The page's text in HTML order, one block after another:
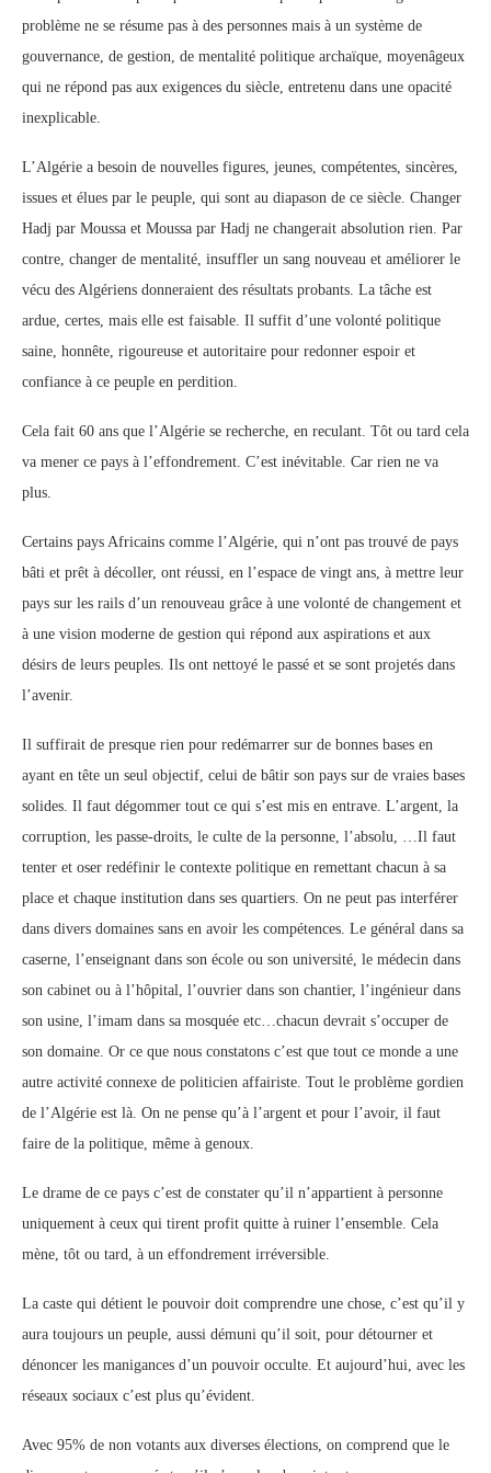
problème ne se résume pas à des personnes mais à un système de
gouvernance, de gestion, de mentalité politique archaïque, moyenâgeux
qui ne répond pas aux exigences du siècle, entretenu dans une opacité
inexplicable.
L’Algérie a besoin de nouvelles figures, jeunes, compétentes, sincères,
issues et élues par le peuple, qui sont au diapason de ce siècle. Changer
Hadj par Moussa et Moussa par Hadj ne changerait absolution rien. Par
contre, changer de mentalité, insuffler un sang nouveau et améliorer le
vécu des Algériens donneraient des résultats probants. La tâche est
ardue, certes, mais elle est faisable. Il suffit d’une volonté politique
saine, honnête, rigoureuse et autoritaire pour redonner espoir et
confiance à ce peuple en perdition.
Cela fait 60 ans que l’Algérie se recherche, en reculant. Tôt ou tard cela
va mener ce pays à l’effondrement. C’est inévitable. Car rien ne va
plus.
Certains pays Africains comme l’Algérie, qui n’ont pas trouvé de pays
bâti et prêt à décoller, ont réussi, en l’espace de vingt ans, à mettre leur
pays sur les rails d’un renouveau grâce à une volonté de changement et
à une vision moderne de gestion qui répond aux aspirations et aux
désirs de leurs peuples. Ils ont nettoyé le passé et se sont projetés dans
l’avenir.
Il suffirait de presque rien pour redémarrer sur de bonnes bases en
ayant en tête un seul objectif, celui de bâtir son pays sur de vraies bases
solides. Il faut dégommer tout ce qui s’est mis en entrave. L’argent, la
corruption, les passe-droits, le culte de la personne, l’absolu, …Il faut
tenter et oser redéfinir le contexte politique en remettant chacun à sa
place et chaque institution dans ses quartiers. On ne peut pas interférer
dans divers domaines sans en avoir les compétences. Le général dans sa
caserne, l’enseignant dans son école ou son université, le médecin dans
son cabinet ou à l’hôpital, l’ouvrier dans son chantier, l’ingénieur dans
son usine, l’imam dans sa mosquée etc…chacun devrait s’occuper de
son domaine. Or ce que nous constatons c’est que tout ce monde a une
autre activité connexe de politicien affairiste. Tout le problème gordien
de l’Algérie est là. On ne pense qu’à l’argent et pour l’avoir, il faut
faire de la politique, même à genoux.
Le drame de ce pays c’est de constater qu’il n’appartient à personne
uniquement à ceux qui tirent profit quitte à ruiner l’ensemble. Cela
mène, tôt ou tard, à un effondrement irréversible.
La caste qui détient le pouvoir doit comprendre une chose, c’est qu’il y
aura toujours un peuple, aussi démuni qu’il soit, pour détourner et
dénoncer les manigances d’un pouvoir occulte. Et aujourd’hui, avec les
réseaux sociaux c’est plus qu’évident.
Avec 95% de non votants aux diverses élections, on comprend que le